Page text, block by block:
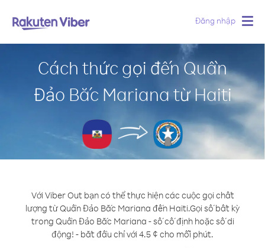
Đăng nhập
Cách thức gọi đến Quần
Đảo Bắc Mariana từ Haiti
Với Viber Out bạn có thể thực hiện các cuộc gọi chất
lượng từ Quần Đảo Bắc Mariana đến Haiti.Gọi số bất kỳ
trong Quần Đảo Bắc Mariana - số cố định hoặc số di
động! - bắt đầu chỉ với 4.5 ¢ cho mỗi phút.